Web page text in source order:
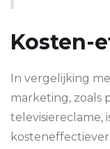
Kosten-
In vergelijking
marketing, zoals
televisiereclame,